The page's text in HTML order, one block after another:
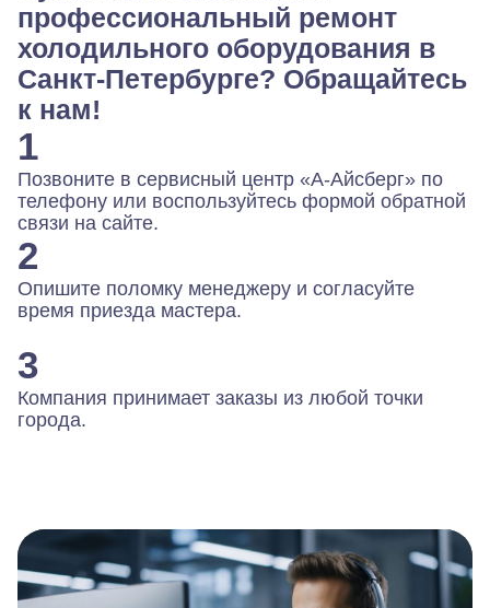
профессиональный ремонт
холодильного оборудования в
Санкт-Петербурге? Обращайтесь
к нам!
1
Позвоните в сервисный центр «А-Айсберг» по
телефону или воспользуйтесь формой обратной
связи на сайте.
2
Опишите поломку менеджеру и согласуйте
время приезда мастера.
3
Компания принимает заказы из любой точки
города.